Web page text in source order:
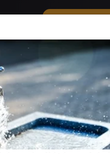
3000
játékosa!